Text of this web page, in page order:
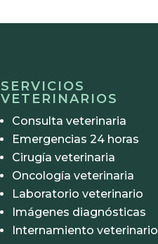
SERVICIOS
VETERINARIOS
Consulta veterinaria
Emergencias 24 horas
Cirugía veterinaria
Oncología veterinaria
Laboratorio veterinario
Imágenes diagnósticas
Internamiento veterinario